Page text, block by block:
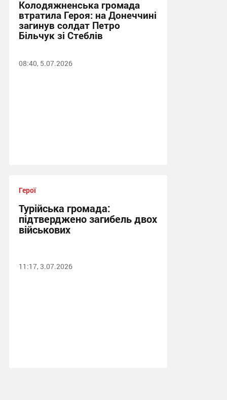
Колодяжненська громада
втратила Героя: на Донеччині
загинув солдат Петро
Більчук зі Стеблів
08:40, 5.07.2026
Герої
Турійська громада:
підтверджено загибель двох
військових
11:17, 3.07.2026